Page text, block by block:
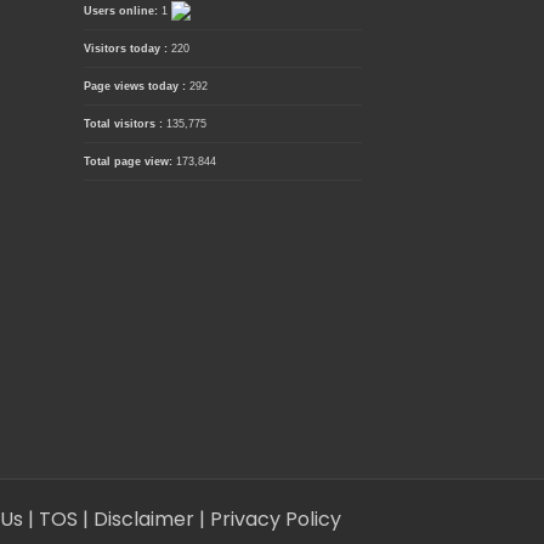
Users online: 1
Visitors today : 220
Page views today : 292
Total visitors : 135,775
Total page view: 173,844
| TOS | Disclaimer | Privacy Policy